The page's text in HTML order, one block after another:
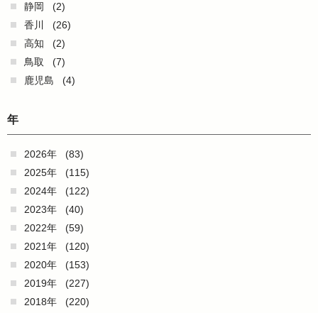
静岡
(2)
香川
(26)
高知
(2)
鳥取
(7)
鹿児島
(4)
年
2026年
(83)
2025年
(115)
2024年
(122)
2023年
(40)
2022年
(59)
2021年
(120)
2020年
(153)
2019年
(227)
2018年
(220)